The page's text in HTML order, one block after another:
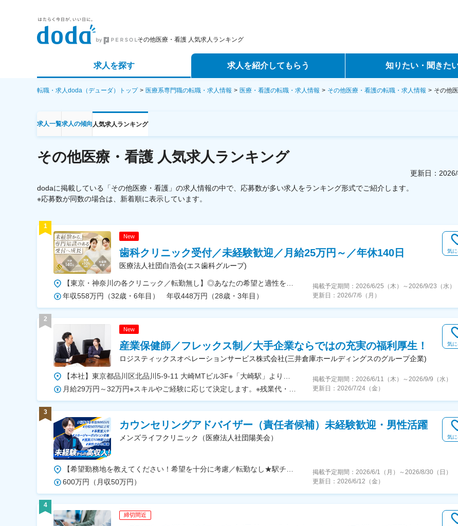
その他医療・看護 人気求人ランキング
求人を探す
詳細条件から探す
新着求人から探す
求人を紹介してもらう
エージェントサービス
知りたい・聞きた
転職ノウハウ
転職・求人doda（デューダ）トップ 医療系専門職の転職・求人情報 医療・看護の転職・求人情報 その他医療・看護の転職・求人情報 その他
求人一覧求人の傾向人気求人ランキング
その他医療・看護 人気求人ランキング
更新日： 2026/
dodaに掲載している「その他医療・看護」の求人情報の中で、応募数が多い求人をランキング形式でご紹介します。
※応募数が同数の場合は、新着順に表示しています。
1
New
歯科クリニック受付／未経験歓迎／月給25万円～／年休140日
医療法人社団白浩会(エス歯科グループ)
気
年収558万円（32歳・6年目） 年収448万円（28歳・3年目）
掲載予定期間： 2026/6/25（木） ～2026/9/23（水）
更新日： 2026/7/6（月）
2
New
産業保健師／フレックス制／大手企業ならではの充実の福利厚生！
ロジスティックスオペレーションサービス株式会社(三井倉庫ホールディングスのグループ企業)
気
掲載予定期間： 2026/6/11（木） ～2026/9/9（水）
更新日： 2026/7/24（金）
3
カウンセリングアドバイザー（責任者候補）未経験歓迎・男性活躍
メンズライフクリニック（医療法人社団陽美会） 気
600万円（月収50万円）
掲載予定期間： 2026/6/1（月） ～2026/8/30（日）
更新日： 2026/6/12（金）
4
締切間近